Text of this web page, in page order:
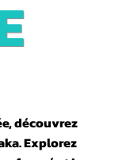
découvrez
Explorez